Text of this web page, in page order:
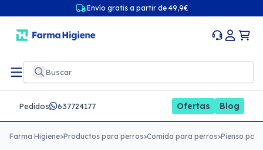
Envío gratis a partir de 49,9€
Pedidos 637724177 Ofertas Blog
Farma Higiene>Productos para perros>Comida para perros>Pienso